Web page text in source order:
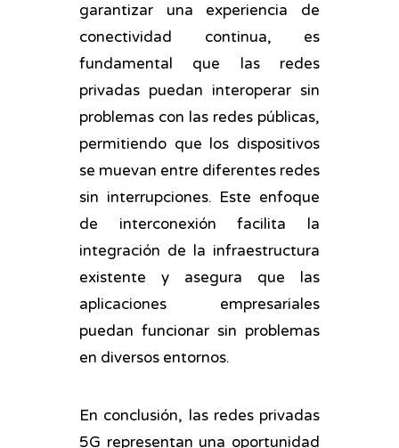
garantizar una experiencia de
conectividad continua, es
fundamental que las redes
privadas puedan interoperar sin
problemas con las redes públicas,
permitiendo que los dispositivos
se muevan entre diferentes redes
sin interrupciones. Este enfoque
de interconexión facilita la
integración de la infraestructura
existente y asegura que las
aplicaciones empresariales
puedan funcionar sin problemas
en diversos entornos.
En conclusión, las redes privadas
5G representan una oportunidad